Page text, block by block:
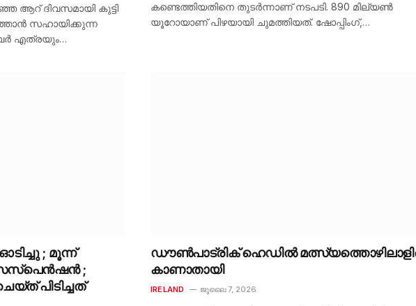
ആറ് ദിവസമായി കുട്ടി
സഹായിക്കുന്ന
എത്രയും…
കണ്ടെത്തിയതിനെ തുടർന്നാണ് നടപടി. 890 മില്യൺ
യൂറോയാണ് പിഴയായി ചുമത്തിയത്. ഷോപ്പിംഗ്,…
; മൂന്ന്
;
പിടിച്ചത്
ഡൗൺപാട്രിക് ഹെഡിൽ
കാണാതായി
IRELAND ജൂലൈ 7, 2026